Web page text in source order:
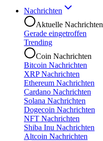
Nachrichten
Aktuelle Nachrichten
Gerade eingetroffen
Trending
Coin Nachrichten
Bitcoin Nachrichten
XRP Nachrichten
Ethereum Nachrichten
Cardano Nachrichten
Solana Nachrichten
Dogecoin Nachrichten
NFT Nachrichten
Shiba Inu Nachrichten
Altcoin Nachrichten